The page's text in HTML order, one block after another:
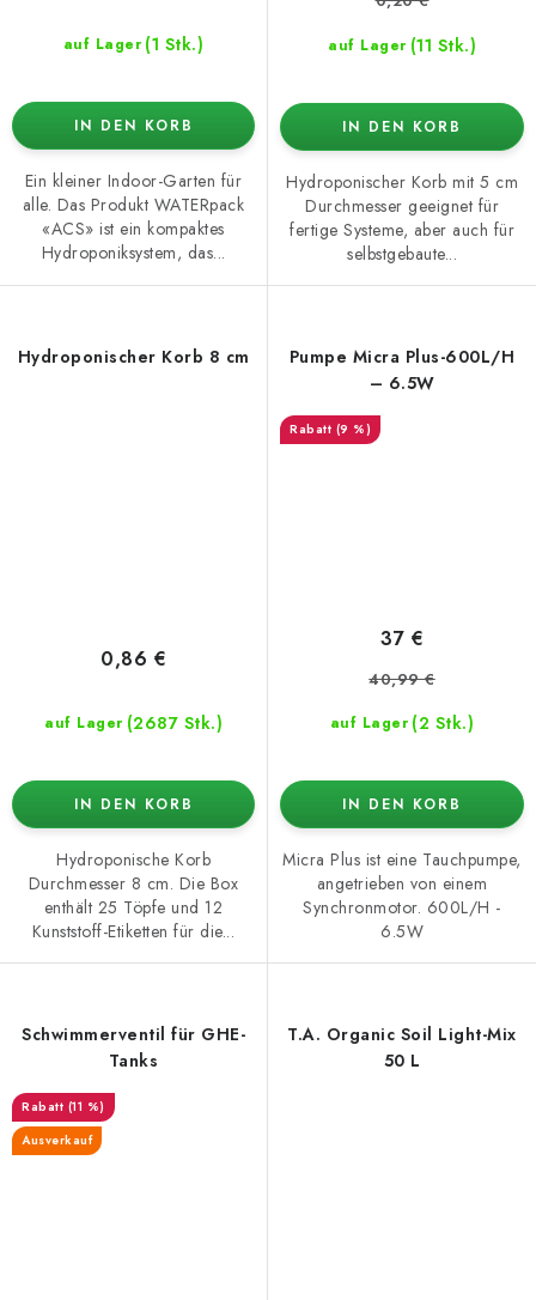
auf Lager (1 Stk.)
IN DEN KORB
Ein kleiner Indoor-Garten für
alle. Das Produkt WATERpack
«ACS» ist ein kompaktes
Hydroponiksystem, das...
auf Lager (11 Stk.)
IN DEN KORB
Hydroponischer Korb mit 5 cm
Durchmesser geeignet für
fertige Systeme, aber auch für
selbstgebaute...
Hydroponischer Korb 8 cm
auf Lager (2687 Stk.)
0,86 €
IN DEN KORB
Hydroponische Korb
Durchmesser 8 cm. Die Box
enthält 25 Töpfe und 12
Kunststoff-Etiketten für die...
Pumpe Micra Plus-600L/H
– 6.5W
(9 %)
auf Lager (2 Stk.)
37 €
40,99 €
IN DEN KORB
Micra Plus ist eine Tauchpumpe,
angetrieben von einem
Synchronmotor. 600L/H -
6.5W
Schwimmerventil für GHE-
Tanks
(11 %)
Ausverkauf
T.A. Organic Soil Light-Mix
50 L